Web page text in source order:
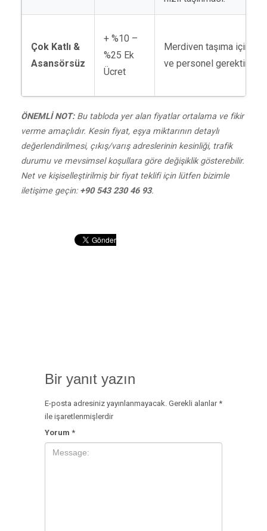
Çok Katlı &
Asansörsüz
+ %10 –
%25 Ek
Ücret
Merdiven taşıma için ek
ve personel gerektiren
ÖNEMLİ NOT:Bu tabloda yer alan fiyatlar ortalama ve fikir
verme amaçlıdır. Kesin fiyat, eşya miktarının detaylı
değerlendirilmesi, çıkış/varış adreslerinin kesinliği, trafik
durumu ve mevsimsel koşullara göre değişiklik gösterebilir.
Net ve kişiselleştirilmiş bir fiyat teklifi için lütfen bizimle
iletişime geçin: +90 543 230 46 93.
Bir yanıt yazın
E-posta adresiniz yayınlanmayacak. Gerekli alanlar*
ile işaretlenmişlerdir
Yorum *